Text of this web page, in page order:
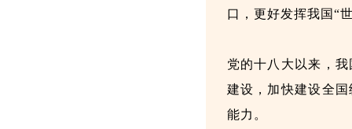
口，更好发挥我国“
党的十八大以来，
建设，加快建设全
能力。